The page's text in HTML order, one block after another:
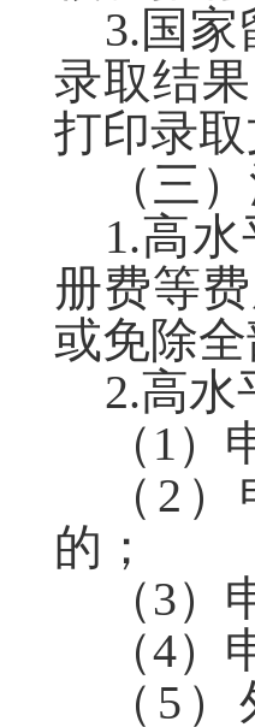
3.国
录取结
打印录取
（三
1.高
册费等
或免除全
2.高水
（1
（2
的；
（3
（4
（5